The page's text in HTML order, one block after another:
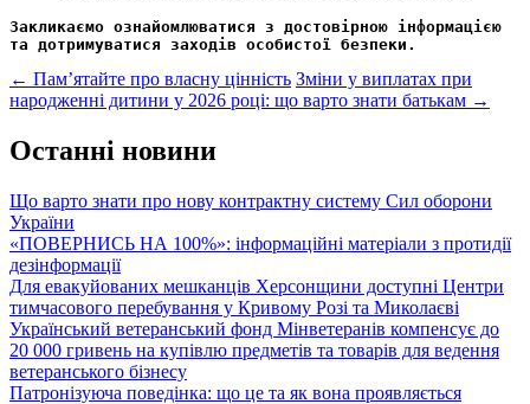
Закликаємо ознайомлюватися з достовірною інформацією
та дотримуватися заходів особистої безпеки.
Post
navigation
← Пам’ятайте про власну цінність Зміни у виплатах при
народженні дитини у 2026 році: що варто знати батькам →
Останні новини
Що варто знати про нову контрактну систему Сил оборони
України
«ПОВЕРНИСЬ НА 100%»: інформаційні матеріали з протидії
дезінформації
Для евакуйованих мешканців Херсонщини доступні Центри
тимчасового перебування у Кривому Розі та Миколаєві
Український ветеранський фонд Мінветеранів компенсує до
20 000 гривень на купівлю предметів та товарів для ведення
ветеранського бізнесу
Патронізуюча поведінка: що це та як вона проявляється